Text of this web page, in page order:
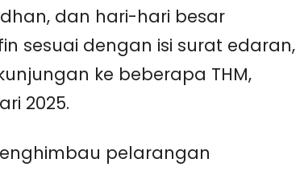
dan hari-hari besar
sesuai dengan isi surat edaran,
ke beberapa THM,
2025.
pelarangan